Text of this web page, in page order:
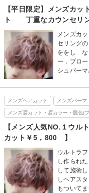
【平日限定】メンズカッ
ト 丁重なカウンセリ
メンズカ
セリング
ををし な
ー．ブロ
シュパー
メンズヘアカット メンズパーマ
メンズ眉カット・眉カラー・脱色(
【メンズ人気NO.１ウル
カット￥5，800 】
ウルトラ
し作られ
して施術
しヘアス
もついてま